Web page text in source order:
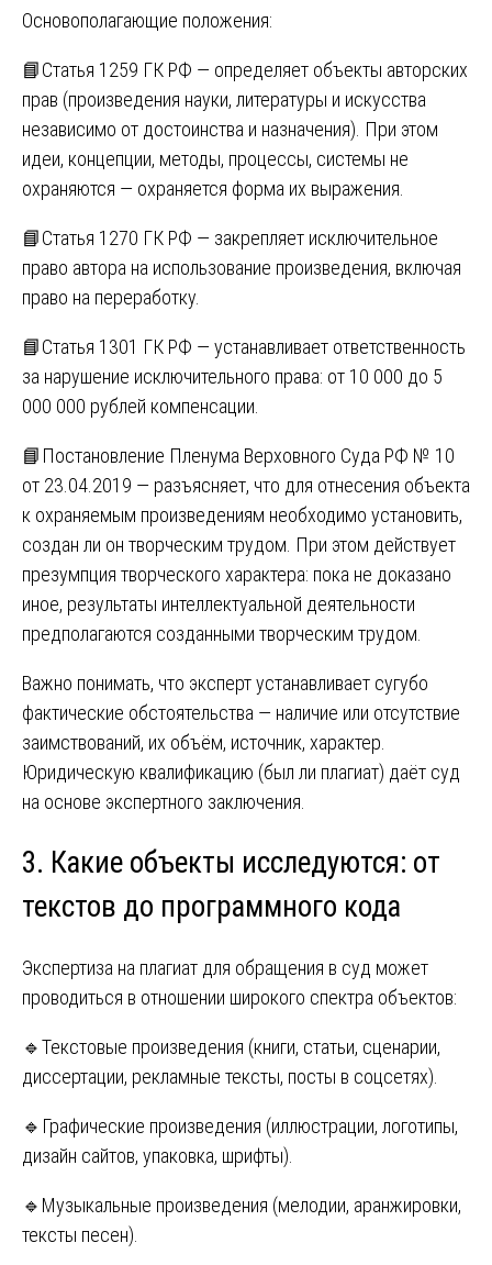
Основополагающие положения:
📘Статья 1259 ГК РФ — определяет объекты авторских
прав (произведения науки, литературы и искусства
независимо от достоинства и назначения). При этом
идеи, концепции, методы, процессы, системы не
охраняются — охраняется форма их выражения.
📘Статья 1270 ГК РФ — закрепляет исключительное
право автора на использование произведения, включая
право на переработку.
📘Статья 1301 ГК РФ — устанавливает ответственность
за нарушение исключительного права: от 10 000 до 5
000 000 рублей компенсации.
📘Постановление Пленума Верховного Суда РФ № 10
от 23.04.2019 — разъясняет, что для отнесения объекта
к охраняемым произведениям необходимо установить,
создан ли он творческим трудом. При этом действует
презумпция творческого характера: пока не доказано
иное, результаты интеллектуальной деятельности
предполагаются созданными творческим трудом.
Важно понимать, что эксперт устанавливает сугубо
фактические обстоятельства — наличие или отсутствие
заимствований, их объём, источник, характер.
Юридическую квалификацию (был ли плагиат) даёт суд
на основе экспертного заключения.
3. Какие объекты исследуются: от
текстов до программного кода
Экспертиза на плагиат для обращения в суд может
проводиться в отношении широкого спектра объектов:
🔹Текстовые произведения (книги, статьи, сценарии,
диссертации, рекламные тексты, посты в соцсетях).
🔹Графические произведения (иллюстрации, логотипы,
дизайн сайтов, упаковка, шрифты).
🔹Музыкальные произведения (мелодии, аранжировки,
тексты песен).